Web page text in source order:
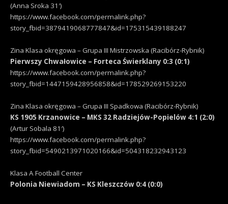
(Anna Sroka 31′)
https://www.facebook.com/permalink.php?
story_fbid=3879419068777847&id=175315439188247
Zina Klasa okręgowa – Grupa III Mistrzowska (Racibórz-Rybnik)
Pierwszy Chwałowice – Forteca Świerklany 0:3 (0:1)
https://www.facebook.com/permalink.php?
story_fbid=1447159428956858&id=178529269153220
Zina Klasa okręgowa – Grupa III Spadkowa (Racibórz-Rybnik)
KS 1905 Krzanowice – MKS 32 Radziejów-Popielów 4:1 (2:0)
(Artur Sobala 81′)
https://www.facebook.com/permalink.php?
story_fbid=5490213971020166&id=504318232943123
Klasa A Football Center
Polonia Niewiadom – KS Kleszczów 0:4 (0:0)